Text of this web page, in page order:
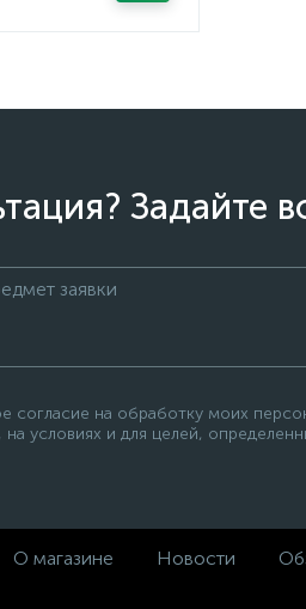
Задайте
на обработку моих
условиях и для целей,
О магазине Новости